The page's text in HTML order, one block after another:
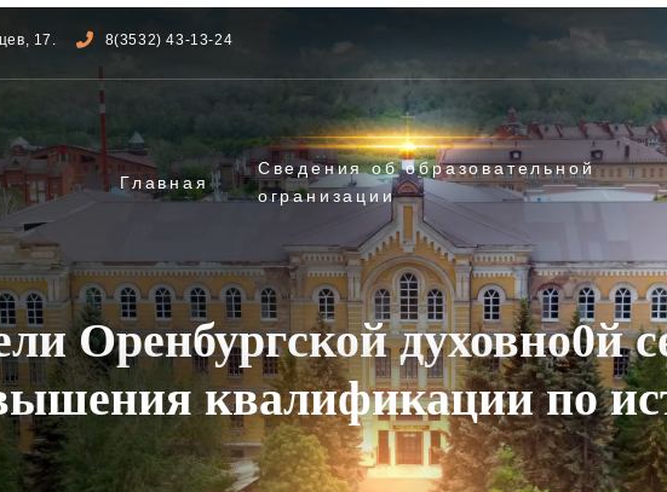
17. 8(3532) 43-13-24
Главная
Сведения об образовательной
огранизации
Оренбургской духовно0й
квалификации по